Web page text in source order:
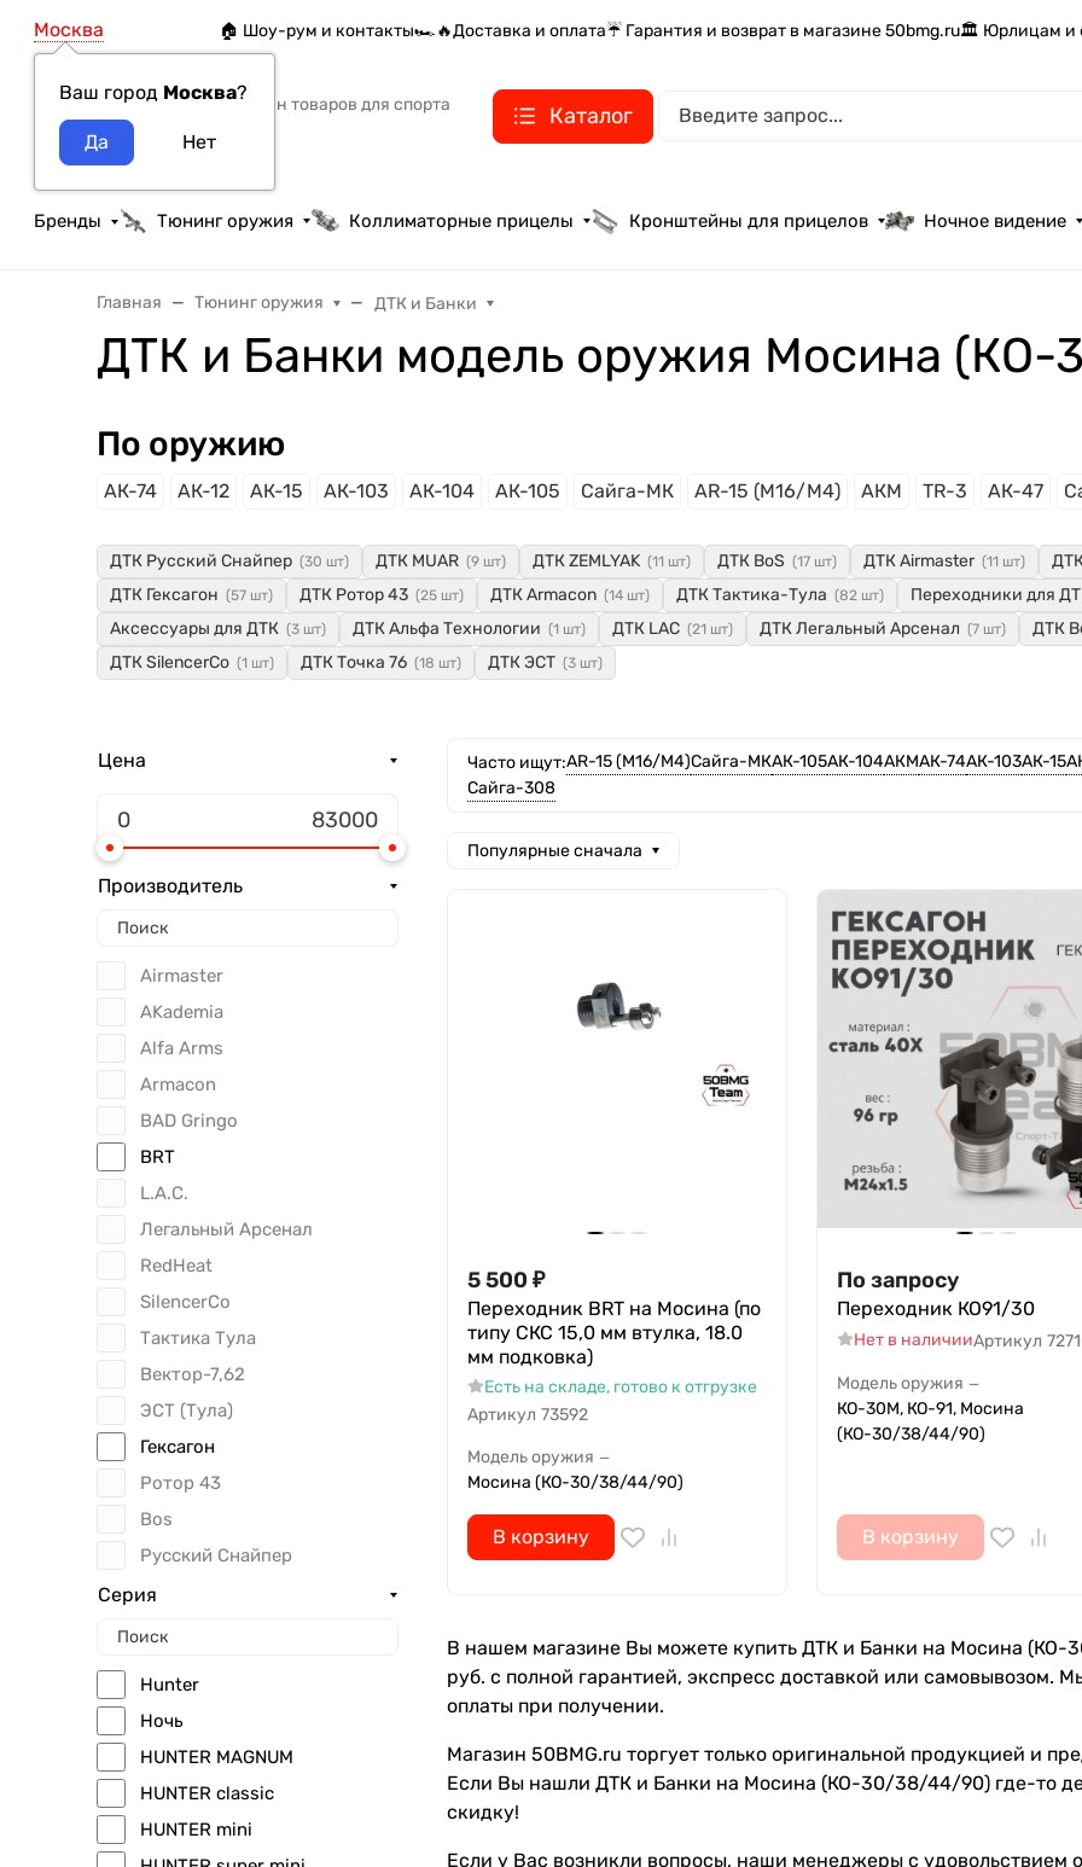
Москва
Ваш город Москва?
🏠 Шоу-рум и контакты🏎️🔥Доставка и оплата☔ Гарантия и возврат в магазине 50bmg.ru🏛️ Юрлицам и
Интернет-магазин товаров для спорта
тактики и охоты
Каталог
Бренды Тюнинг оружия Коллиматорные прицелы Кронштейны для прицелов Ночное видение
Главная Тюнинг оружия ДТК и Банки
ДТК и Банки модель оружия Мосина
По оружию
АК-74 АК-12 АК-15 АК-103 АК-104 АК-105 Сайга-МК AR-15 (M16/M4) АКМ TR-3 АК-47
ДТК Русский Снайпер (30 шт) ДТК MUAR (9 шт) ДТК ZEMLYAK (11 шт) ДТК BoS (17 шт) ДТК Airmaster(11 шт)
ДТК Гексагон (57 шт) ДТК Ротор 43 (25 шт) ДТК Armacon (14 шт) ДТК Тактика-Тула (82 шт)
Переходники для
Аксессуары для ДТК (3 шт) ДТК Альфа Технологии (1 шт) ДТК LAC (21 шт) ДТК Легальный Арсенал (7 шт)
ДТК
ДТК SilencerCo (1 шт) ДТК Точка 76 (18 шт) ДТК ЭСТ (3 шт)
Цена
Производитель
Airmaster
AKademia
Alfa Arms
Armacon
BAD Gringo
BRT
L.A.C.
Легальный Арсенал
RedHeat
SilencerCo
Тактика Тула
Вектор-7,62
ЭСТ (Тула)
Гексагон
Ротор 43
Bos
Русский Снайпер
Серия
Hunter
Ночь
HUNTER MAGNUM
HUNTER classic
HUNTER mini
Часто ищут:AR-15 (M16/M4)Сайга-МКАК-105АК-104АКМАК-74АК-103АК-15
Сайга-308
Популярные сначала
5 500 ₽
Переходник BRT на Мосина (по
типу СКС 15,0 мм втулка, 18.0
мм подковка)
Есть на складе, готово к отгрузке
Артикул 73592
Модель оружия —
Мосина (КО-30/38/44/90)
В корзину
По запросу
Переходник КО91/30
Нет в наличииАртикул
Модель оружия —
КО-30М, КО-91, Мосина
(КО-30/38/44/90)
В корзину
В нашем магазине Вы можете купить ДТК и Банки на Мосина
руб. с полной гарантией, экспресс доставкой или самовывозом.
оплаты при получении.
Магазин 50BMG.ru торгует только оригинальной продукцией и
Если Вы нашли ДТК и Банки на Мосина (КО-30/38/44/90) где-то
скидку!
Если у Вас возникли вопросы, наши менеджеры с удовольствием